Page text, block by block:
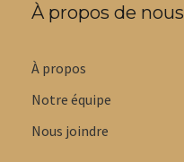
À propos de nous
À propos
Notre équipe
Nous joindre